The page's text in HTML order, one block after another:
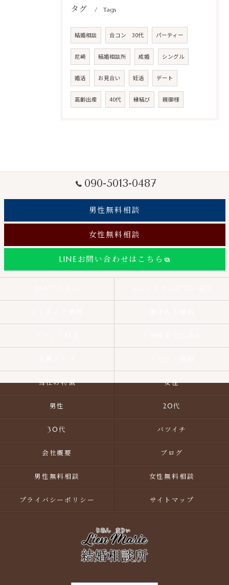
タグ Tags
結婚相談 合コン 30代 パーティー
尼崎 結婚相談所 成婚 シングル
婚活 お見合い 妊活 デート
高齢出産 40代 縁結び 親御様
090-5013-0487
男性無料相談
女性無料相談
LINEお問い合わせはこちら
当社の特徴 女性
男性 20代
30代 バツイチ
会社概要 ブログ
男性無料相談 女性無料相談
プライバシーポリシー サイトマップ